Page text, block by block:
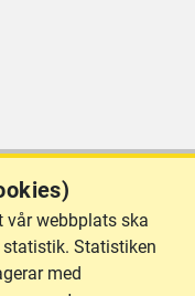
vår webbplats ska
Statistiken
med